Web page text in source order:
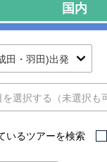
国内
いるツアーを検索